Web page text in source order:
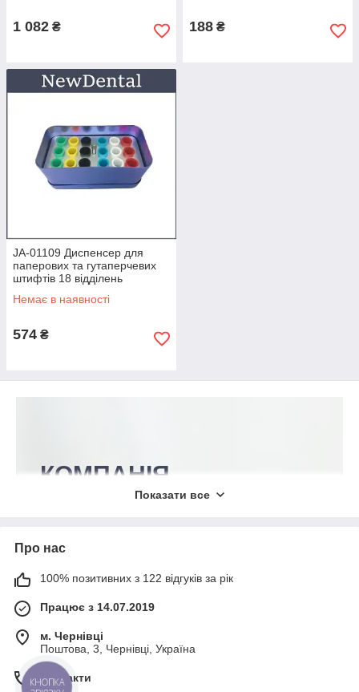
1 082 ₴ 188 ₴
JA-01109 Диспенсер для
паперових та гутаперчевих
штифтів 18 відділень
Немає в наявності
574 ₴
КОМПАНІЯ
NEWDENTAL
для стоматологічної практики.
впродовж 1-2 діб з моменту
ОЗНАЙОМИТИСЯ З АСОРТИМЕНТОМ!
Показати все
Про нас
100% позитивних з 122 відгуків за рік
Працює з 14.07.2019
м. Чернівці
Поштова, 3, Чернівці, Україна
Контакти
КНОПКА